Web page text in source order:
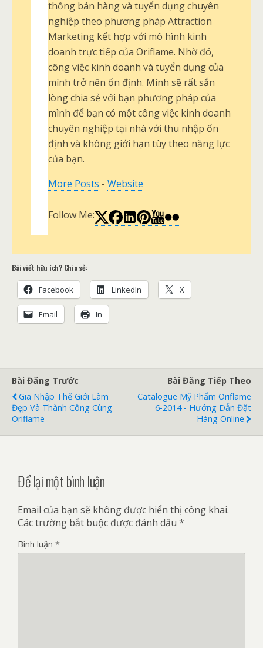
thống bán hàng và tuyển dụng chuyên
nghiệp theo phương pháp Attraction
Marketing kết hợp với mô hình kinh
doanh trực tiếp của Oriflame. Nhờ đó,
công việc kinh doanh và tuyển dụng của
mình trở nên ổn định. Mình sẽ rất sẵn
lòng chia sẻ với bạn phương pháp của
mình để bạn có một công việc kinh doanh
chuyên nghiệp tại nhà với thu nhập ổn
định và không giới hạn tùy theo năng lực
của bạn.
More Posts -Website
Follow Me:
Bài viết hữu ích? Chia sẻ:
Facebook LinkedIn X
Email In
Bài Đăng Trước
Gia Nhập Thế Giới Làm
Đẹp Và Thành Công Cùng
Oriflame
Bài Đăng Tiếp Theo
Catalogue Mỹ Phẩm Oriflame
6-2014 - Hướng Dẫn Đặt
Hàng Online
Để lại một bình luận
Email của bạn sẽ không được hiển thị công khai.
Các trường bắt buộc được đánh dấu *
Bình luận *